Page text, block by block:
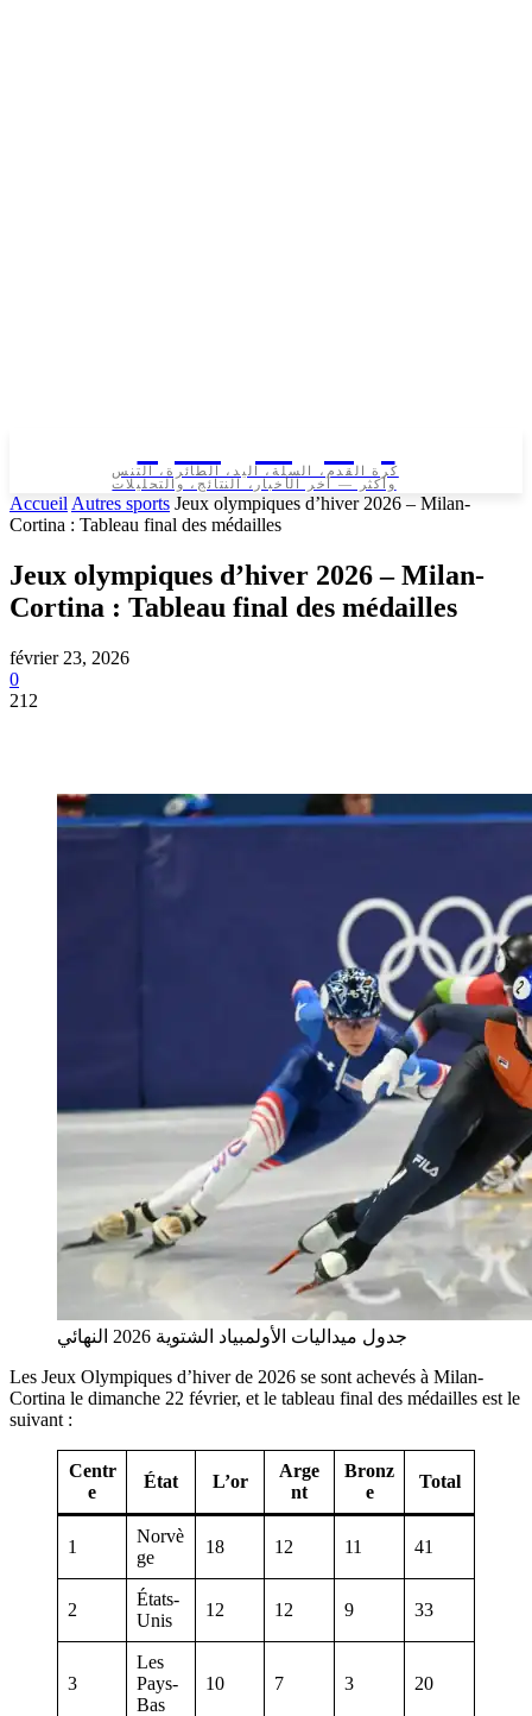
كرة القدم، السلة، اليد، الطائرة، التنس
وأكثر — آخر الأخبار، النتائج، والتحليلات
Accueil Autres sports Jeux olympiques d’hiver 2026 – Milan-
Cortina : Tableau final des médailles
Jeux olympiques d’hiver 2026 – Milan-
Cortina : Tableau final des médailles
février 23, 2026
0
212
جدول ميداليات الأولمبياد الشتوية 2026 النهائي
Les Jeux Olympiques d’hiver de 2026 se sont achevés à Milan-
Cortina le dimanche 22 février, et le tableau final des médailles est le
suivant :
Centr
e
État L’or
Arge
nt
Bronz
e
Total
1
Norvè
ge
18 12 11 41
2
États-
Unis
12 12 9 33
3
Les
Pays-
Bas
10 7 3 20